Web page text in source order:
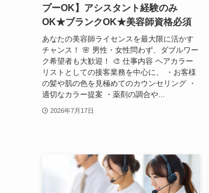
プーOK】アシスタント経験のみ
OK★ブランクOK★美容師資格必須
あなたの美容師ライセンスを最大限に活かす
チャンス！ 🌸 男性・女性問わず、ダブルワー
ク希望者も大歓迎！ 🎨 仕事内容 ヘアカラー
リストとしての接客業務を中心に、 ・お客様
の髪や肌の色を見極めてのカウンセリング ・
適切なカラー提案 ・薬剤の調合や...
2026年7月17日